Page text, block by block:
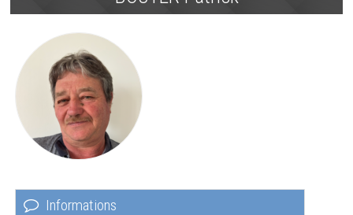
Informations